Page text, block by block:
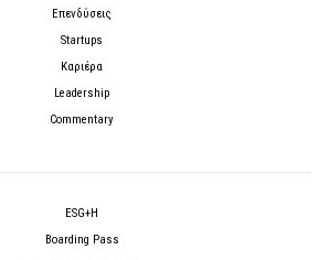
Επενδύσεις
Startups
Καριέρα
Leadership
Commentary
ESG+H
Boarding Pass